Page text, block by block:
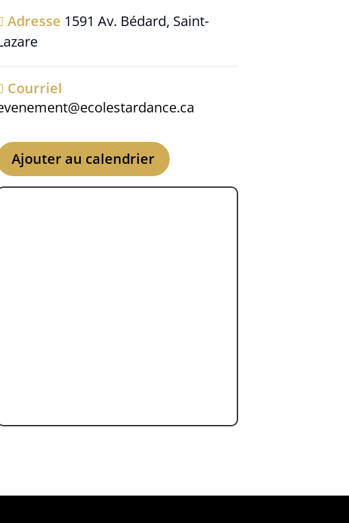
Adresse 1591 Av. Bédard, Saint-
Courriel
Ajouter au calendrier